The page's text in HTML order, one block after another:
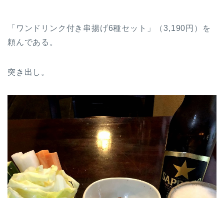
「ワンドリンク付き串揚げ6種セット」（3,190円）を
頼んである。
突き出し。